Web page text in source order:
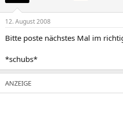
12. August 2008
Bitte poste nächstes Mal im
*schubs*